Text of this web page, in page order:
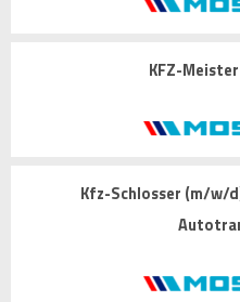
KFZ-
Kfz-Schlosser (m/w/